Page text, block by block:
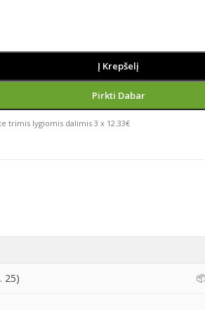
Į Krepšelį
Pirkti Dabar
trimis lygiomis dalimis 3 x 12.33€
25) 📦